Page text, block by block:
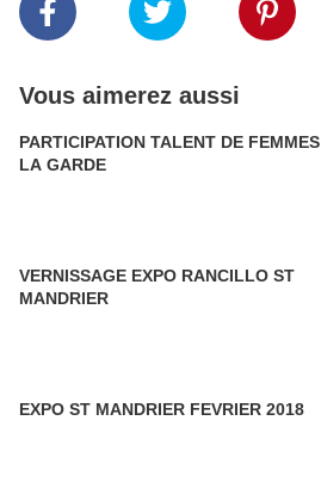
Vous aimerez aussi
PARTICIPATION TALENT DE FEMMES
LA GARDE
VERNISSAGE EXPO RANCILLO ST
MANDRIER
EXPO ST MANDRIER FEVRIER 2018